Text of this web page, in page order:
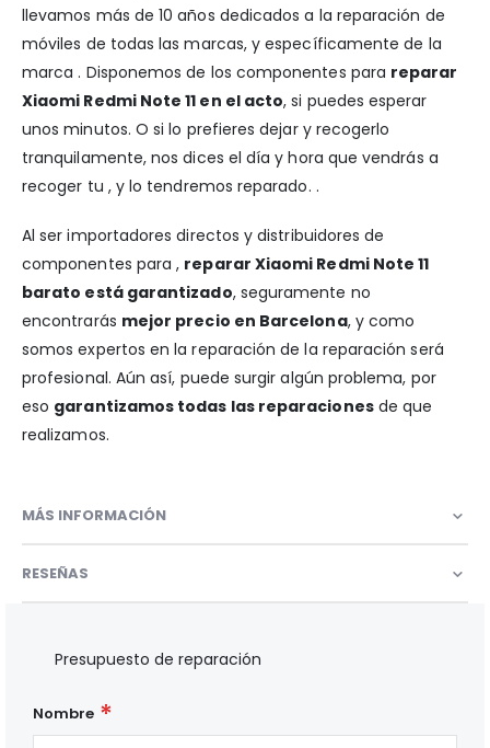
llevamos más de 10 años dedicados a la reparación de
móviles de todas las marcas, y específicamente de la
marca . Disponemos de los componentes para reparar
Xiaomi Redmi Note 11 en el acto, si puedes esperar
unos minutos. O si lo prefieres dejar y recogerlo
tranquilamente, nos dices el día y hora que vendrás a
recoger tu , y lo tendremos reparado. .
Al ser importadores directos y distribuidores de
componentes para , reparar Xiaomi Redmi Note 11
barato está garantizado, seguramente no
encontrarás mejor precio en Barcelona, y como
somos expertos en la reparación de la reparación será
profesional. Aún así, puede surgir algún problema, por
eso garantizamos todas las reparacionesde que
realizamos.
MÁS INFORMACIÓN
RESEÑAS
Presupuesto de reparación
Nombre